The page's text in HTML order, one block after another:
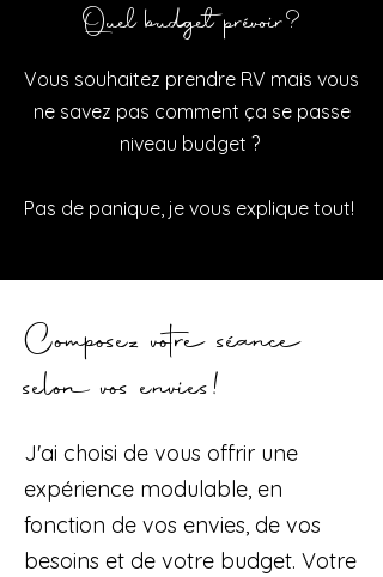
Quel budget prévoir?
Vous souhaitez prendre RV mais vous
ne savez pas comment ça se passe
niveau budget ?
Pas de panique, je vous explique tout!
Composez votre séance
selon vos envies!
J'ai choisi de vous offrir une
expérience modulable, en
fonction de vos envies, de vos
besoins et de votre budget. Votre